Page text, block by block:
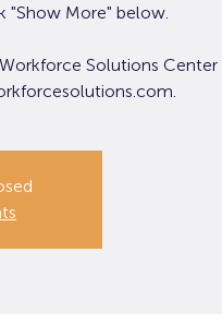
"Show More" below.
Solutions Center